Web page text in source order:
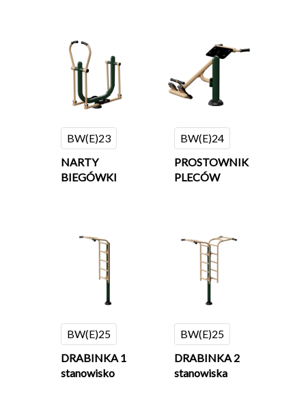
BW(E)23
NARTY
BIEGÓWKI
BW(E)24
PROSTOWNIK
PLECÓW
BW(E)25
DRABINKA 1
stanowisko
BW(E)25
DRABINKA 2
stanowiska